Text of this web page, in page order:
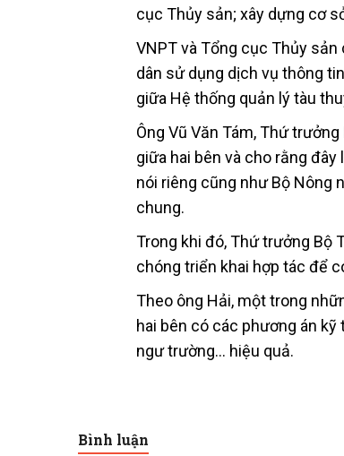
cục Thủy sản; xây dựng cơ
VNPT và Tổng cục Thủy
dân sử dụng dịch vụ thông
giữa Hệ thống quản lý tàu
Ông Vũ Văn Tám, Thứ
giữa hai bên và cho rằng
nói riêng cũng như Bộ Nông
chung.
Trong khi đó, Thứ trưởng Bộ
chóng triển khai hợp tác để
Theo ông Hải, một trong
hai bên có các phương án
ngư trường… hiệu quả.
Bình luận